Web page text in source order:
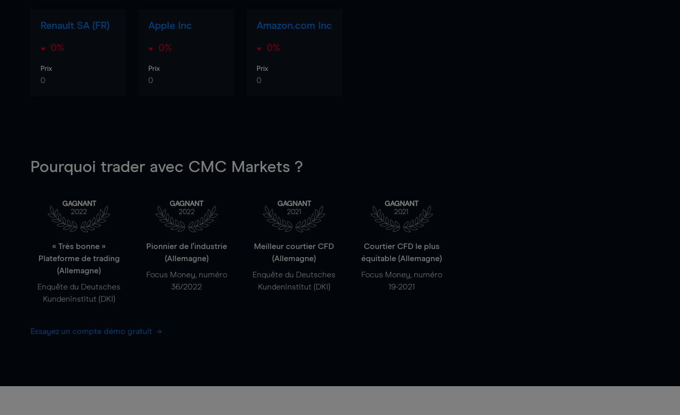
Renault SA (FR)
0%
Prix
0
Apple Inc
0%
Prix
0
Amazon.com Inc
0%
Prix
0
Pourquoi trader avec CMC Markets ?
GAGNANT
2022
« Très bonne »
Plateforme de trading
(Allemagne)
Enquête du Deutsches
Kundeninstitut (DKI)
GAGNANT
2022
Pionnier de l'industrie
(Allemagne)
Focus Money, numéro
36/2022
GAGNANT
2021
Meilleur courtier CFD
(Allemagne)
Enquête du Deutsches
Kundeninstitut (DKI)
GAGNANT
2021
Courtier CFD le plus
équitable (Allemagne)
Focus Money, numéro
19-2021
Essayez un compte démo gratuit